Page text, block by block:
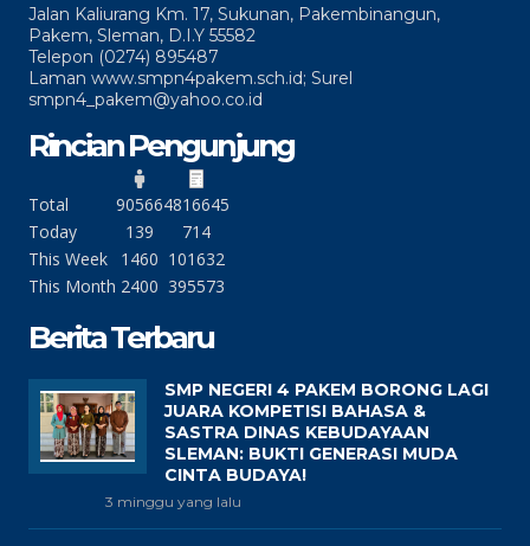
Jalan Kaliurang Km. 17, Sukunan, Pakembinangun,
Pakem, Sleman, D.I.Y 55582
Telepon (0274) 895487
Laman www.smpn4pakem.sch.id; Surel
smpn4_pakem@yahoo.co.id
Rincian Pengunjung
Total 905664816645
Today
139
714
This Week
1460 101632
This Month 2400 395573
Berita Terbaru
SMP NEGERI 4 PAKEM BORONG LAGI
JUARA KOMPETISI BAHASA &
SASTRA DINAS KEBUDAYAAN
SLEMAN: BUKTI GENERASI MUDA
CINTA BUDAYA!
3 minggu yang lalu